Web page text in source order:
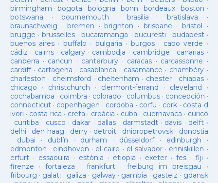
birmingham · bogota · bologna ·bonn ·bordeaux ·boston ·
botswana · bournemouth ·brasilia ·bratislava ·
braunschweig · bremen ·brighton · brisbane · bristol ·
brugge · brusselles· bucaramanga · bucuresti · budapest·
buenos aires· buffalo · bulgaria · burgos· cabo verde ·
cádiz · cairns· calgary · cambodja · cambridge · canarias·
canberra · cancun · canterbury · caracas · carcassonne ·
cardiff· cartagena · casablanca · casamance · chambéry·
charleston · chelmsford · cheltenham · chester· chiapas ·
chicago · christchurch · clermont-ferrand · cleveland ·
cochabamba · coimbra · colorado · columbus· concepción ·
connecticut· copenhagen · cordoba · corfu · cork · costa d
ivori · costa rica · creta · croàcia · cuba · cuernavaca · curicó
· curitiba · cusco · dakar · dallas · darmstadt· davis · delft ·
delhi · den haag · derry· detroit· dnipropetrovsk· donostia
· dubai · dublín · durham · düsseldorf· edinburgh ·
edmonton · eindhoven · el caire · el salvador · enniskillen ·
erfurt· essaouira · estònia · etiopia · exeter· fes· fiji ·
firenze ·fortaleza · frankfurt· freiburg im breisgau ·
fribourg · galati · galiza · galway· gambia · gasteiz · gdansk